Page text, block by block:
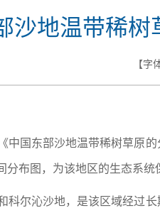
沙地温带稀树
【字
国东部沙地温带稀树草原
布图，为该地区的生态系统
尔沁沙地，是该区域经过